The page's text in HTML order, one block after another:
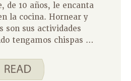
de 10 años, le encanta
la cocina. Hornear y
son sus actividades
tengamos chispas de
cualquier fruta que
También le gusta